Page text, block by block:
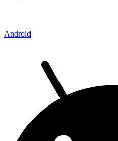
Android